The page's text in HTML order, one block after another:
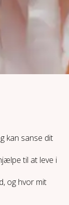
kan sanse dit
til at leve i
og hvor mit